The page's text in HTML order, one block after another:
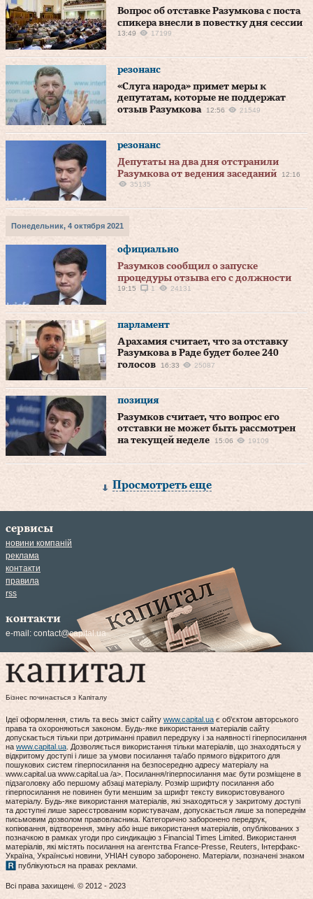
Вопрос об отставке Разумкова с поста
спикера внесли в повестку дня сессии
13:49 17199
резонанс
«Слуга народа» примет меры к
депутатам, которые не поддержат
отзыв Разумкова
12:56 21549
резонанс
Депутаты на два дня отстранили
Разумкова от ведения заседаний
12:16
35135
Понедельник, 4 октября 2021
официально
Разумков сообщил о запуске
процедуры отзыва его с должности
19:15 1 24131
парламент
Арахамия считает, что за отставку
Разумкова в Раде будет более 240
голосов
16:33 25087
позиция
Разумков считает, что вопрос его
отставки не может быть рассмотрен
на текущей неделе
15:06 19109
Просмотреть еще
сервисы
новини компаній
реклама
контакти
правила
rss
контакти
e-mail: contact@capital.ua
Бізнес починається з Капіталу
Ідеї оформлення, стиль та весь зміст сайту www.capital.ua є об'єктом авторського
права та охороняються законом. Будь-яке використання матеріалів сайту
допускається тільки при дотриманні правил передруку і за наявності гіперпосилання
на www.capital.ua . Дозволяється використання тільки матеріалів, що знаходяться у
відкритому доступі і лише за умови посилання та/або прямого відкритого для
пошукових систем гіперпосилання на безпосередню адресу матеріалу на
www.capital.ua www.capital.ua /a>. Посилання/гіперпосилання має бути розміщене в
підзаголовку або першому абзаці матеріалу. Розмір шрифту посилання або
гіперпосилання не повинен бути меншим за шрифт тексту використовуваного
матеріалу. Будь-яке використання матеріалів, які знаходяться у закритому доступі
та доступні лише зареєстрованим користувачам, допускається лише за попереднім
письмовим дозволом правовласника. Категорично заборонено передрук,
копіювання, відтворення, зміну або інше використання матеріалів, опублікованих з
позначкою в рамках угоди про синдикацію з Financial Times Limited. Використання
матеріалів, які містять посилання на агентства France-Presse, Reuters, Інтерфакс-
Україна, Українські новини, УНІАН суворо заборонено. Матеріали, позначені знаком
публікуються на правах реклами.
Всі права захищені. © 2012 - 2023